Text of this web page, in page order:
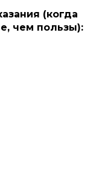
(когда
чем пользы):